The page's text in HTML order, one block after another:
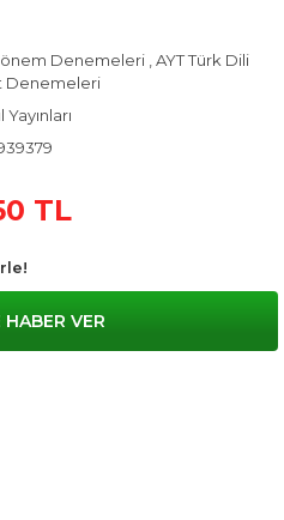
Denemeleri ,AYT Türk Dili
Denemeleri
TL
HABER VER